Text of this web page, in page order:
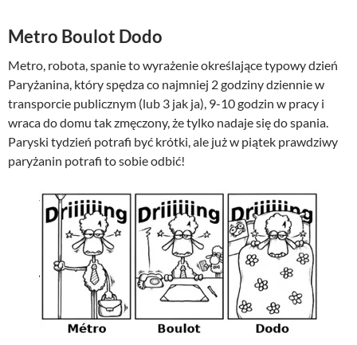
Metro Boulot Dodo
Metro, robota, spanie to wyrażenie określające typowy dzień
Paryżanina, który spędza co najmniej 2 godziny dziennie w
transporcie publicznym (lub 3 jak ja), 9-10 godzin w pracy i
wraca do domu tak zmęczony, że tylko nadaje się do spania.
Paryski tydzień potrafi być krótki, ale już w piątek prawdziwy
paryżanin potrafi to sobie odbić!